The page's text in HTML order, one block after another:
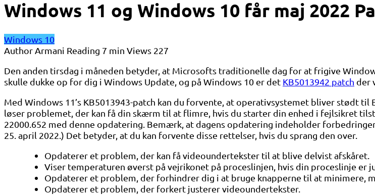
Windows 11 og Windows 10 får maj 2022
Windows 10
AuthorArmani Reading 7 min Views 227
Den anden tirsdag i måneden betyder, at Microsofts traditionelle dag for at frigive
skulle dukke op for dig i Windows Update, og på Windows 10 er det KB5013942 patch der
Med Windows 11’s KB5013943-patch kan du forvente, at operativsystemet bliver stødt til
løser problemet, der kan få din skærm til at flimre, hvis du starter din enhed i fejlsikret
22000.652 med denne opdatering. Bemærk, at dagens opdatering indeholder
25. april 2022.) Det betyder, at du kan forvente disse rettelser, hvis du sprang den over.
Opdaterer et problem, der kan få videoundertekster til at blive delvist afskåret.
Viser temperaturen øverst på vejrikonet på proceslinjen, hvis din proceslinje er
Opdaterer et problem, der forhindrer dig i at bruge knapperne til at minimere,
Opdaterer et problem, der forkert justerer videoundertekster.